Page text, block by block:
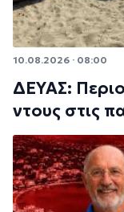
10.08.2026 · 08:00
ΔΕΥΑΣ:
ντους στις